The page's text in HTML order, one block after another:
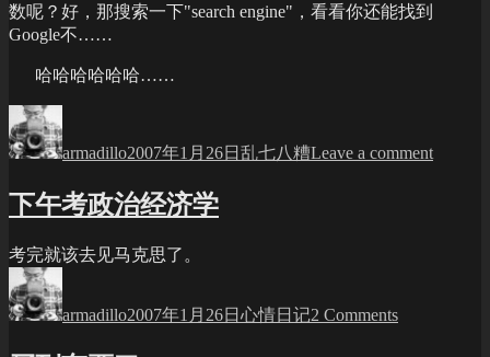
数呢？好，那搜索一下"search engine"，看看你还能找到
Google不……
哈哈哈哈哈哈……
armadillo2007年1月26日 乱七八糟Leave a comment新
下午考政治经济学
考完就该去见马克思了。
armadillo2007年1月26日 心情日记2 Comments午